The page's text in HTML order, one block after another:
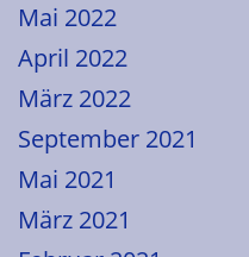
Mai 2022
April 2022
März 2022
September 2021
Mai 2021
März 2021